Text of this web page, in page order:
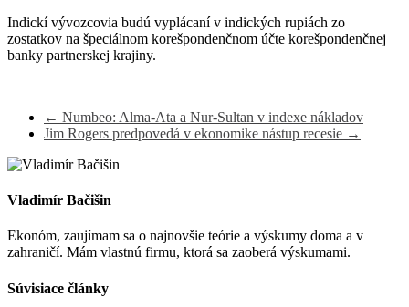
Indickí vývozcovia budú vyplácaní v indických rupiách zo
zostatkov na špeciálnom korešpondenčnom účte korešpondenčnej
banky partnerskej krajiny.
← Numbeo: Alma-Ata a Nur-Sultan v indexe nákladov
Jim Rogers predpovedá v ekonomike nástup recesie →
Vladimír Bačišin
Ekonóm, zaujímam sa o najnovšie teórie a výskumy doma a v
zahraničí. Mám vlastnú firmu, ktorá sa zaoberá výskumami.
Súvisiace články